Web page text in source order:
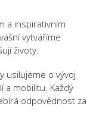
a inspirativním
vytváříme
životy.
usilujeme o vývoj
a mobilitu. Každý
odpovědnost za